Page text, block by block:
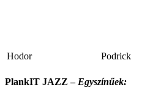
Hodor Podrick
PlankIT JAZZ – Egyszínűek: